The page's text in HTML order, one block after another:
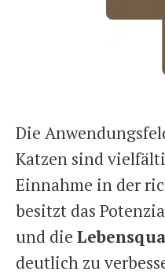
Die
Katzen sind
Einnahme in der
besitzt das
und die
deutlich zu